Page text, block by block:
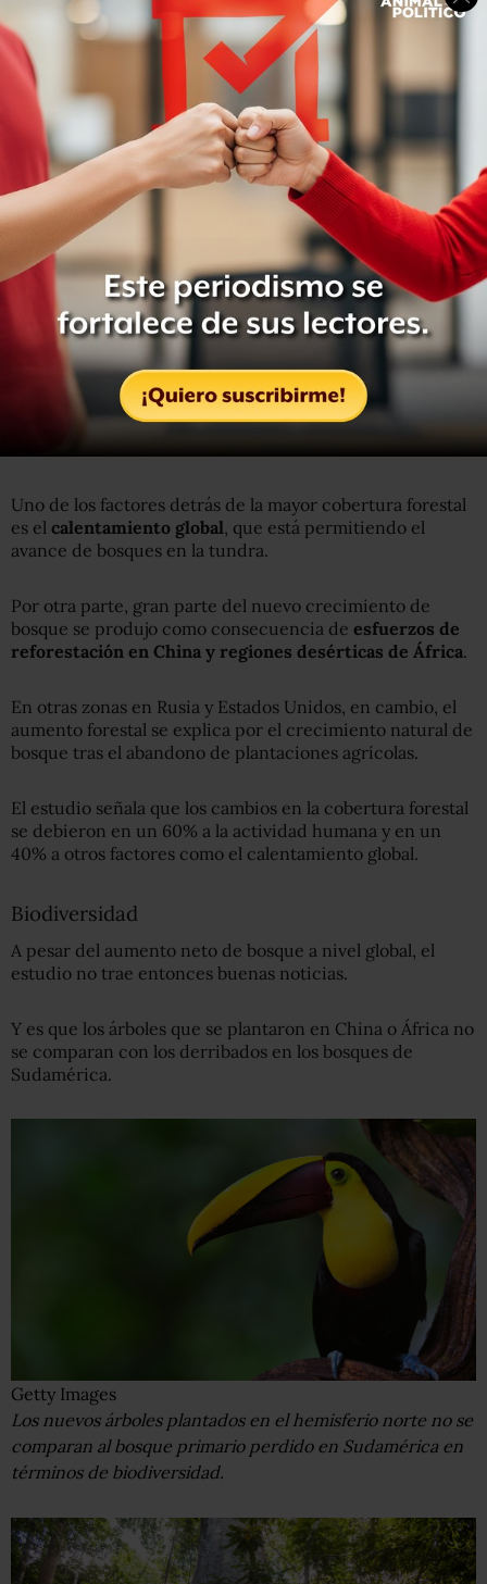
El estudio señala que el aumento global de superficies
arboladas se debió fundamentalmente a
cambios en el
hemisferio norte
Getty Images
El incremento de bosque en el hemisferio norte se debió
Uno de los factores detrás de la mayor cobertura forestal
es el calentamiento global, que está permitiendo el
avance de bosques en la tundra.
Por otra parte, gran parte del nuevo crecimiento de
bosque se produjo como consecuencia de esfuerzos de
reforestación en China y regiones desérticas de África.
En otras zonas en Rusia y Estados Unidos, en cambio, el
aumento forestal se explica por el crecimiento natural de
bosque tras el abandono de plantaciones agrícolas.
El estudio señala que los cambios en la cobertura forestal
se debieron en un 60% a la actividad humana y en un
40% a otros factores como el calentamiento global.
Biodiversidad
A pesar del aumento neto de bosque a nivel global, el
estudio no trae entonces buenas noticias.
Y es que los árboles que se plantaron en China o África no
se comparan con los derribados en los bosques de
Sudamérica.
Getty Images
Los nuevos árboles plantados en el hemisferio norte no se
comparan al bosque primario perdido en Sudamérica en
términos de biodiversidad.